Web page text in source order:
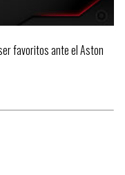
favoritos ante el Aston